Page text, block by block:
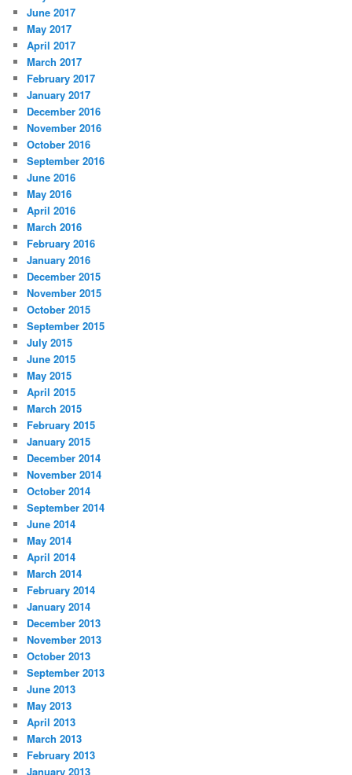
June 2017
May 2017
April 2017
March 2017
February 2017
January 2017
December 2016
November 2016
October 2016
September 2016
June 2016
May 2016
April 2016
March 2016
February 2016
January 2016
December 2015
November 2015
October 2015
September 2015
July 2015
June 2015
May 2015
April 2015
March 2015
February 2015
January 2015
December 2014
November 2014
October 2014
September 2014
June 2014
May 2014
April 2014
March 2014
February 2014
January 2014
December 2013
November 2013
October 2013
September 2013
June 2013
May 2013
April 2013
March 2013
February 2013
January 2013